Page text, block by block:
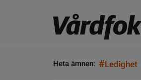
Heta ämnen: #Ledighet